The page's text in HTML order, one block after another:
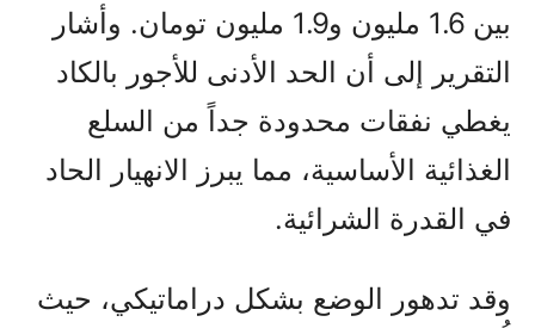
بين 1.6 مليون و1.9 مليون تومان. وأشار
التقرير إلى أن الحد الأدنى للأجور بالكاد
يغطي نفقات محدودة جداً من السلع
الغذائية الأساسية، مما يبرز الانهيار الحاد
في القدرة الشرائية.
وقد تدهور الوضع بشكل دراماتيكي، حيث